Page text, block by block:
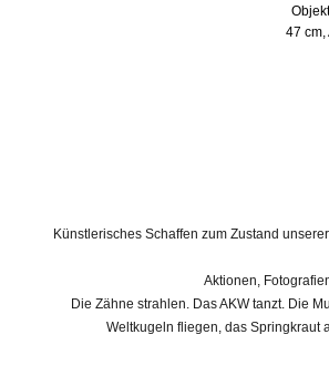
47
Künstlerisches Schaffen zum Zustand
Aktionen,
Die Zähne strahlen. Das AKW tanzt. Die
Weltkugeln fliegen, das Springkraut